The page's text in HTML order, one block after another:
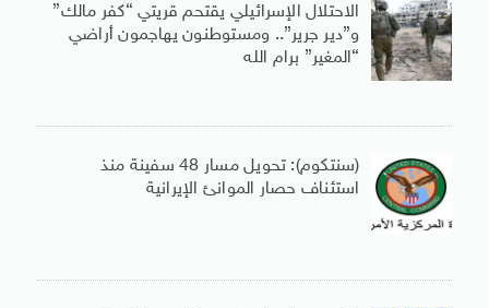
الاحتلال الإسرائيلي يقتحم قريتي “كفر مالك”
و”دير جرير”.. ومستوطنون يهاجمون أراضي
“المغير” برام الله
(سنتكوم): تحويل مسار 48 سفينة منذ
استئناف حصار الموانئ الإيرانية